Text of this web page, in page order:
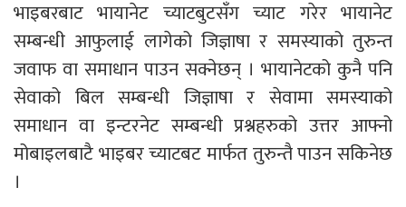
भाइबरबाट भायानेट च्याटबुटसँग च्याट गरेर भायानेट
सम्बन्धी आफुलाई लागेको जिज्ञाषा र समस्याको तुरुन्त
जवाफ वा समाधान पाउन सक्नेछन् । भायानेटको कुनै पनि
सेवाको बिल सम्बन्धी जिज्ञाषा र सेवामा समस्याको
समाधान वा इन्टरनेट सम्बन्धी प्रश्नहरुको उत्तर आफ्नो
मोबाइलबाटै भाइबर च्याटबट मार्फत तुरुन्तै पाउन सकिनेछ
।